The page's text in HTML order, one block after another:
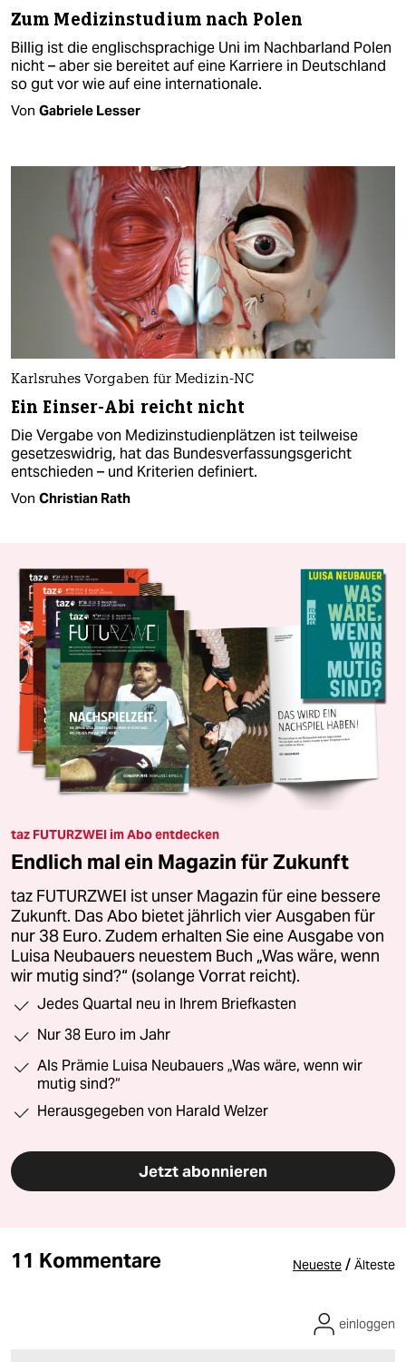
Zum Medizinstudium nach Polen
Billig ist die englischsprachige Uni im Nachbarland Polen
nicht – aber sie bereitet auf eine Karriere in Deutschland
so gut vor wie auf eine internationale.
Von Gabriele Lesser
Karlsruhes Vorgaben für Medizin-NC
Ein Einser-Abi reicht nicht
Die Vergabe von Medizinstudienplätzen ist teilweise
gesetzeswidrig, hat das Bundesverfassungsgericht
entschieden – und Kriterien definiert.
Von Christian Rath
taz FUTURZWEI im Abo entdecken
Endlich mal ein Magazin für Zukunft
taz FUTURZWEI ist unser Magazin für eine bessere
Zukunft. Das Abo bietet jährlich vier Ausgaben für
nur 38 Euro. Zudem erhalten Sie eine Ausgabe von
Luisa Neubauers neuestem Buch „Was wäre, wenn
wir mutig sind?“ (solange Vorrat reicht).
Jedes Quartal neu in Ihrem Briefkasten
Nur 38 Euro im Jahr
Als Prämie Luisa Neubauers „Was wäre, wenn wir
mutig sind?“
Herausgegeben von Harald Welzer
Jetzt abonnieren
11 Kommentare Neueste / Älteste
einloggen